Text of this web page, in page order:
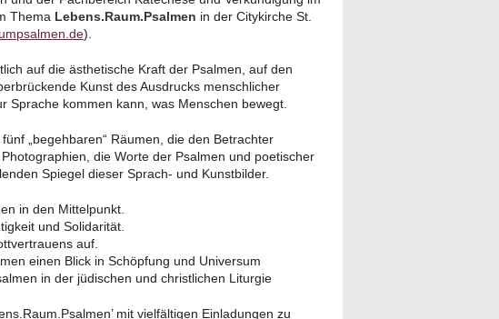
Thema Lebens.Raum.Psalmen in der Citykirche St.
).
auf die ästhetische Kraft der Psalmen, auf den
Kunst des Ausdrucks menschlicher
Sprache kommen kann, was Menschen bewegt.
„begehbaren“ Räumen, die den Betrachter
die Worte der Psalmen und poetischer
Spiegel dieser Sprach- und Kunstbilder.
in den Mittelpunkt.
und Solidarität.
auf.
einen Blick in Schöpfung und Universum
in der jüdischen und christlichen Liturgie
mit vielfältigen Einladungen zu